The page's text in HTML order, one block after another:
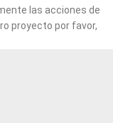
las acciones de
proyecto por favor,